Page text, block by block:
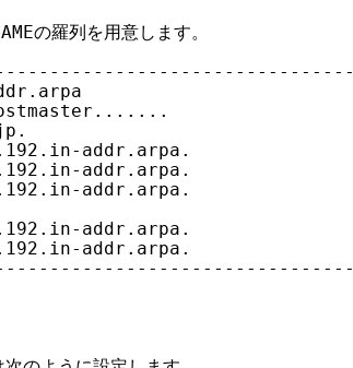
の羅列を用意します。
addr.arpa.
addr.arpa.
addr.arpa.
addr.arpa.
addr.arpa.